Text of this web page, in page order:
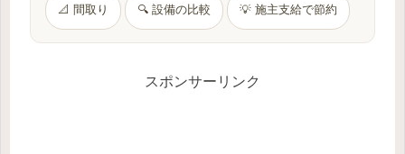
📐 間取り 🔍 設備の比較 💡 施主支給で節約
スポンサーリンク